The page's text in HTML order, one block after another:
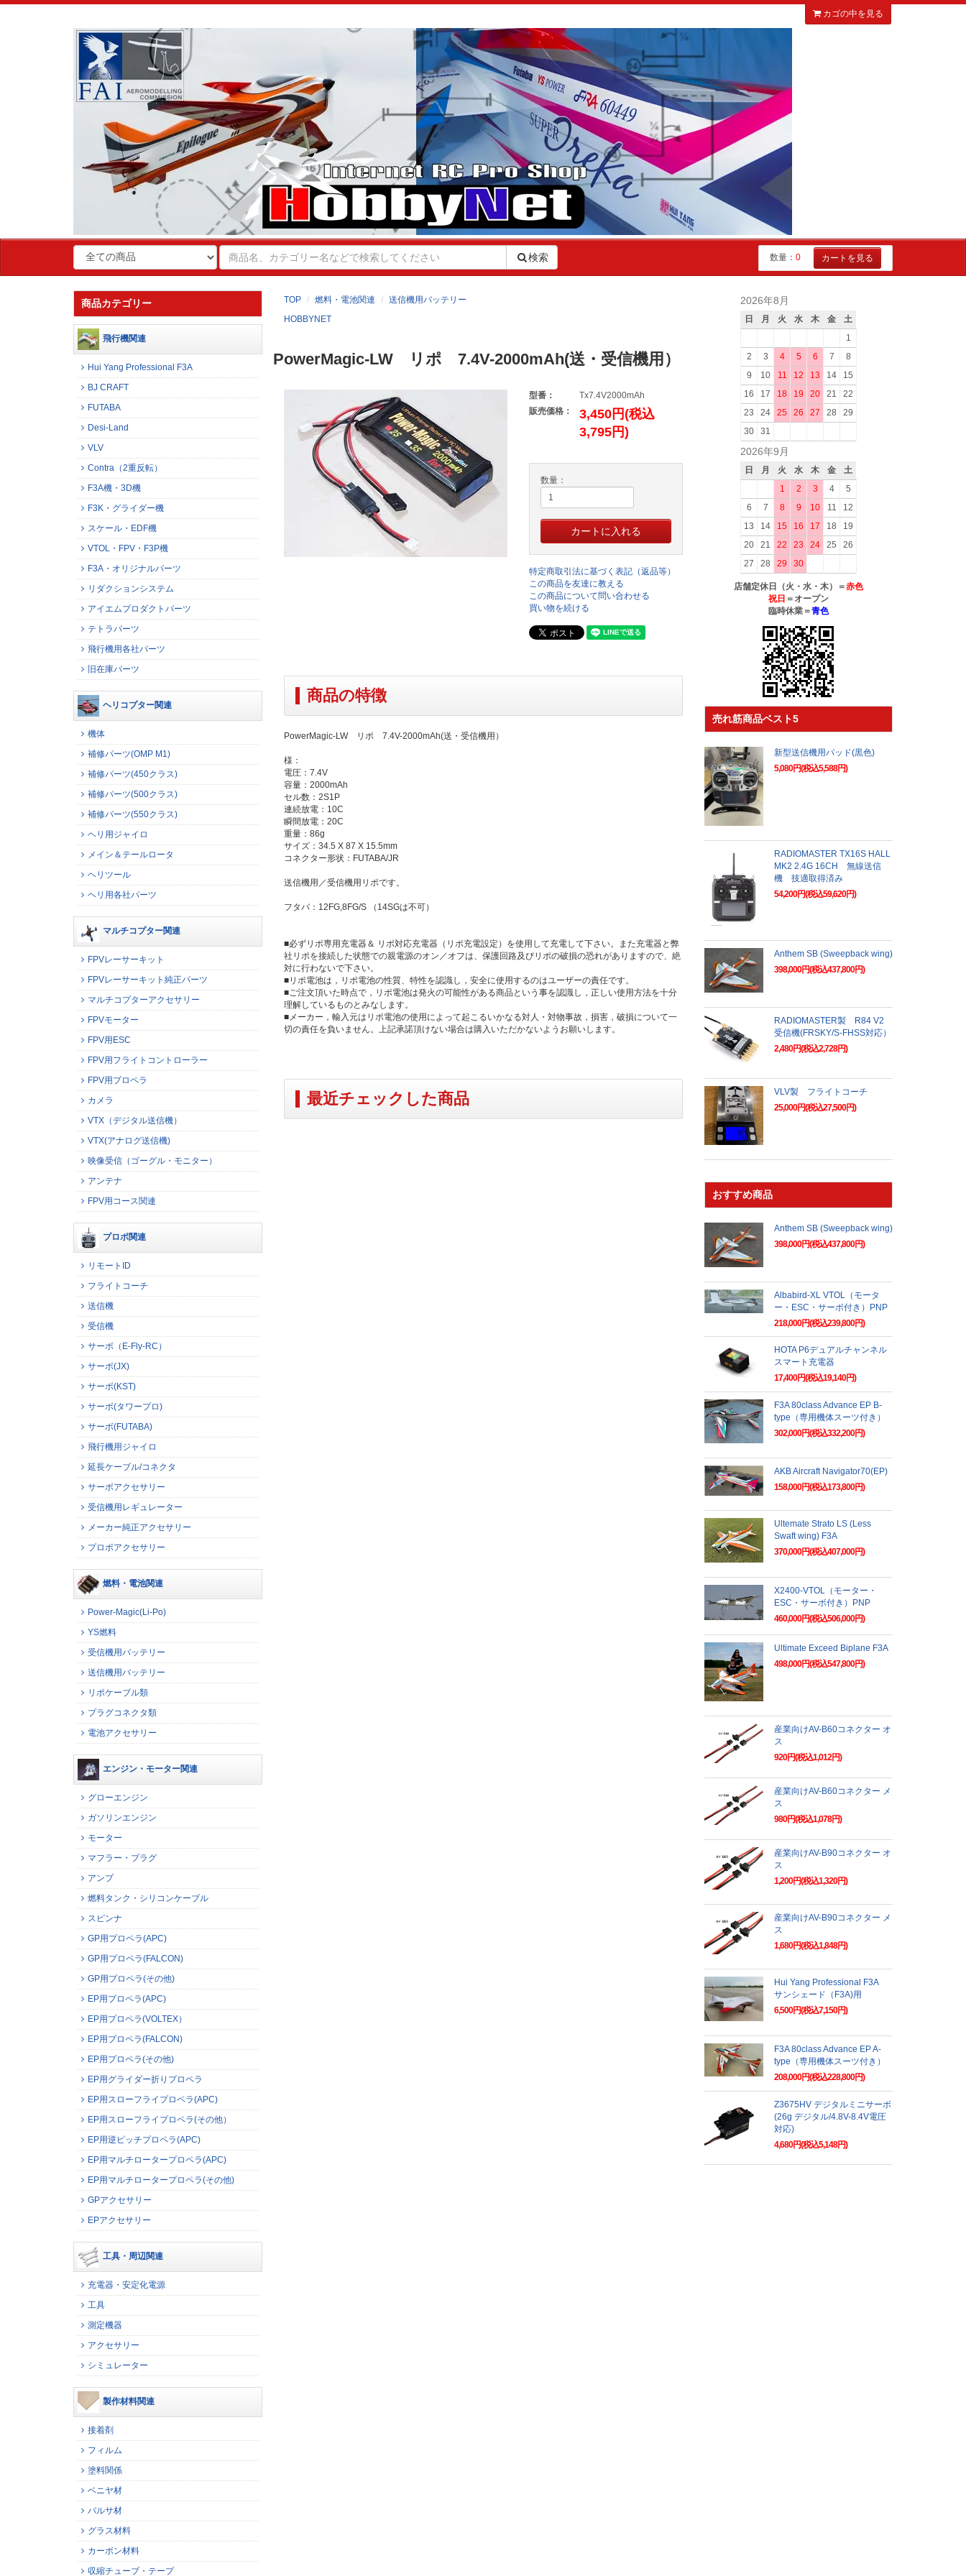
カゴの中を見る
検索 数量： 0 カートを見る
TOP 燃料・電池関連
送信機用バッテリー
HOBBYNET
PowerMagic-LW リポ 7.4V-2000mAh(送・受信機用）
型番：
Tx7.4V2000mAh
販売価格：
3,450円(税込
3,795円)
数量：
特定商取引法に基づく表記（返品等）
この商品を友達に教える
この商品について問い合わせる
買い物を続ける
商品の特徴
PowerMagic-LW リポ 7.4V-2000mAh(送・受信機用）
様：
電圧：7.4V
容量：2000mAh
セル数：2S1P
連続放電：10C
瞬間放電：20C
重量：86g
サイズ：34.5 X 87 X 15.5mm
コネクター形状：FUTABA/JR
送信機用／受信機用リポです。
フタバ：12FG,8FG/S （14SGは不可）
■必ずリポ専用充電器＆ リポ対応充電器（リポ充電設定）を使用して充電して下さい。また充電器と弊
社リポを接続した状態での親電源のオン／オフは、保護回路及びリポの破損の恐れがありますので、絶
対に行わないで下さい。
■リポ電池は，リポ電池の性質、特性を認識し，安全に使用するのはユーザーの責任です。
■ご注文頂いた時点で，リポ電池は発火の可能性がある商品という事を認識し，正しい使用方法を十分
理解しているものとみなします。
■メーカー，輸入元はリポ電池の使用によって起こるいかなる対人・対物事故，損害，破損について一
切の責任を負いません。上記承諾頂けない場合は購入いただかないようお願いします。
最近チェックした商品
商品カテゴリー
飛行機関連
Hui Yang Professional F3A
BJ CRAFT
FUTABA
Desi-Land
VLV
Contra（2重反転）
F3A機・3D機
F3K・グライダー機
スケール・EDF機
VTOL・FPV・F3P機
F3A・オリジナルパーツ
リダクションシステム
アイエムプロダクトパーツ
テトラパーツ
飛行機用各社パーツ
旧在庫パーツ
ヘリコプター関連
機体
補修パーツ(OMP M1)
補修パーツ(450クラス)
補修パーツ(500クラス)
補修パーツ(550クラス)
ヘリ用ジャイロ
メイン＆テールロータ
ヘリツール
ヘリ用各社パーツ
マルチコプター関連
FPVレーサーキット
FPVレーサーキット純正パーツ
マルチコプターアクセサリー
FPVモーター
FPV用ESC
FPV用フライトコントローラー
FPV用プロペラ
カメラ
VTX（デジタル送信機）
VTX(アナログ送信機)
映像受信（ゴーグル・モニター）
アンテナ
FPV用コース関連
プロポ関連
リモートID
フライトコーチ
送信機
受信機
サーボ（E-Fly-RC）
サーボ(JX)
サーボ(KST)
サーボ(タワープロ)
サーボ(FUTABA)
飛行機用ジャイロ
延長ケーブル/コネクタ
サーボアクセサリー
受信機用レギュレーター
メーカー純正アクセサリー
プロポアクセサリー
燃料・電池関連
Power-Magic(Li-Po)
YS燃料
受信機用バッテリー
送信機用バッテリー
リポケーブル類
プラグコネクタ類
電池アクセサリー
エンジン・モーター関連
グローエンジン
ガソリンエンジン
モーター
マフラー・プラグ
アンプ
燃料タンク・シリコンケーブル
スピンナ
GP用プロペラ(APC)
GP用プロペラ(FALCON)
GP用プロペラ(その他)
EP用プロペラ(APC)
EP用プロペラ(VOLTEX）
EP用プロペラ(FALCON)
EP用プロペラ(その他)
EP用グライダー折りプロペラ
EP用スローフライプロペラ(APC)
EP用スローフライプロペラ(その他）
EP用逆ピッチプロペラ(APC)
EP用マルチロータープロペラ(APC)
EP用マルチロータープロペラ(その他)
GPアクセサリー
EPアクセサリー
工具・周辺関連
充電器・安定化電源
工具
測定機器
アクセサリー
シミュレーター
製作材料関連
接着剤
フィルム
塗料関係
ベニヤ材
バルサ材
グラス材料
カーボン材料
収縮チューブ・テープ
2026年8月
日 月 火 水 木 金
土
1
2
3 4 5 6 7
8
9
10 11 12 13 14
15
16
17 18 19 20 21
22
23
24 25 26 27 28
29
30
31
2026年9月
日 月 火 水 木 金
土
1
2 3 4
5
6
7 8 9 10 11
12
13
14 15 16 17 18
19
20
21 22 23 24 25
26
27
28 29 30
店舗定休日（火・水・木）＝赤色
祝日 ＝オープン
臨時休業＝青色
売れ筋商品ベスト5
新型送信機用パッド(黒色)
5,080円(税込5,588円)
RADIOMASTER TX16S HALL
MK2 2.4G 16CH 無線送信
機 技適取得済み
54,200円(税込59,620円)
Anthem SB (Sweepback wing)
398,000円(税込437,800円)
RADIOMASTER製 R84 V2
受信機(FRSKY/S-FHSS対応）
2,480円(税込2,728円)
VLV製 フライトコーチ
25,000円(税込27,500円)
おすすめ商品
Anthem SB (Sweepback wing)
398,000円(税込437,800円)
Albabird-XL VTOL（モータ
ー・ESC・サーボ付き）PNP
218,000円(税込239,800円)
HOTA P6デュアルチャンネル
スマート充電器
17,400円(税込19,140円)
F3A 80class Advance EP B-
type（専用機体スーツ付き）
302,000円(税込332,200円)
AKB Aircraft Navigator70(EP)
158,000円(税込173,800円)
Ultemate Strato LS (Less
Swaft wing) F3A
370,000円(税込407,000円)
X2400-VTOL（モーター・
ESC・サーボ付き）PNP
460,000円(税込506,000円)
Ultimate Exceed Biplane F3A
498,000円(税込547,800円)
産業向けAV-B60コネクター オ
ス
920円(税込1,012円)
産業向けAV-B60コネクター メ
ス
980円(税込1,078円)
産業向けAV-B90コネクター オ
ス
1,200円(税込1,320円)
産業向けAV-B90コネクター メ
ス
1,680円(税込1,848円)
Hui Yang Professional F3A
サンシェード（F3A)用
6,500円(税込7,150円)
F3A 80class Advance EP A-
type（専用機体スーツ付き）
208,000円(税込228,800円)
Z3675HV デジタルミニサーボ
(26g デジタル/4.8V-8.4V電圧
対応)
4,680円(税込5,148円)